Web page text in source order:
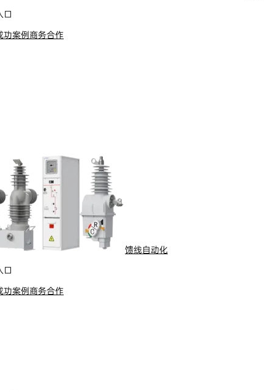
口
功案例商务合作
馈线自动化
口
功案例商务合作
Reserved浙ICP备09002778号-1